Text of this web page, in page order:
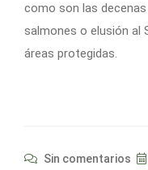
como son las
salmones o elusión al
áreas protegidas.
Sin comentarios